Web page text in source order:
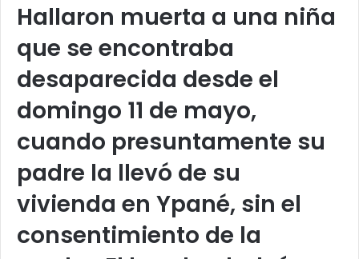
Hallaron muerta a una niña
que se encontraba
desaparecida desde el
domingo 11 de mayo,
cuando presuntamente su
padre la llevó de su
vivienda en Ypané, sin el
consentimiento de la